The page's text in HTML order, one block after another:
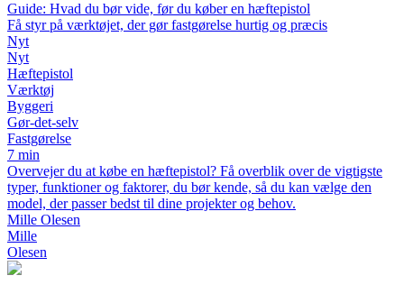
Guide: Hvad du bør vide, før du køber en hæftepistol
Få styr på værktøjet, der gør fastgørelse hurtig og præcis
Nyt
Nyt
Hæftepistol
Værktøj
Byggeri
Gør-det-selv
Fastgørelse
7 min
Overvejer du at købe en hæftepistol? Få overblik over de vigtigste
typer, funktioner og faktorer, du bør kende, så du kan vælge den
model, der passer bedst til dine projekter og behov.
Mille Olesen
Mille
Olesen